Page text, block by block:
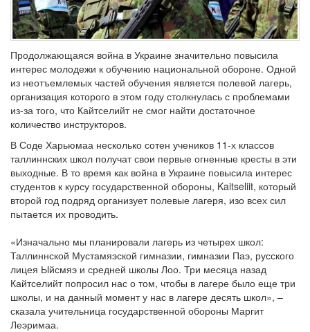
Продолжающаяся война в Украине значительно повысила
интерес молодежи к обучению национальной обороне. Одной
из неотъемлемых частей обучения является полевой лагерь,
организация которого в этом году столкнулась с проблемами
из-за того, что Кайтселийт не смог найти достаточное
количество инструкторов.
В Соде Харьюмаа несколько сотен учеников 11-х классов
таллиннских школ получат свои первые огненные кресты в эти
выходные. В то время как война в Украине повысила интерес
студентов к курсу государственной обороны, Kaitseliit, который
второй год подряд организует полевые лагеря, изо всех сил
пытается их проводить.
«Изначально мы планировали лагерь из четырех школ:
Таллиннской Мустамяэской гимназии, гимназии Паэ, русского
лицея Ыйсмяэ и средней школы Лоо. Три месяца назад
Кайтселийт попросил нас о том, чтобы в лагере было еще три
школы, и на данный момент у нас в лагере десять школ», –
сказала учительница государственной обороны Маргит
Леэримаа.